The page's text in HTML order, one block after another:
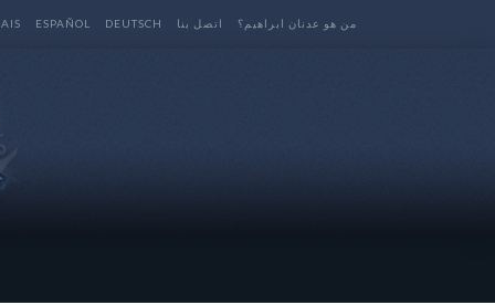
من هو عدنان ابراهيم؟ اتصل بنا DEUTSCH
ESPAÑOL